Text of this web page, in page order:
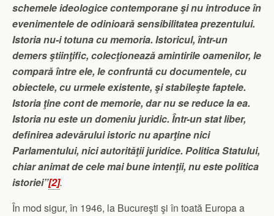
schemele ideologice contemporane şi nu introduce în
evenimentele de odinioară sensibilitatea prezentului.
Istoria nu-i totuna cu memoria. Istoricul, într-un
demers ştiinţific, colecţionează amintirile oamenilor, le
compară între ele, le confruntă cu documentele, cu
obiectele, cu urmele existente, şi stabileşte faptele.
Istoria ţine cont de memorie, dar nu se reduce la ea.
Istoria nu este un domeniu juridic. Într-un stat liber,
definirea adevărului istoric nu aparţine nici
Parlamentului, nici autorităţii juridice. Politica Statului,
chiar animat de cele mai bune intenţii, nu este politica
istoriei”[2].
În mod sigur, în 1946, la Bucureşti şi în toată Europa a